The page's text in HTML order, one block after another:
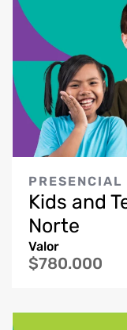
PRESENCIAL
Kids and
Norte
Valor
$780.000